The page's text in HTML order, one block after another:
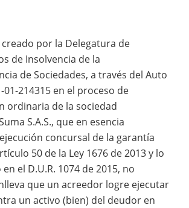
por la Delegatura de
de Insolvencia de la
de Sociedades, a través del Auto
01-214315 en el proceso de
ordinaria de la sociedad
S.A.S., que en esencia
concursal de la garantía
50 de la Ley 1676 de 2013 y lo
el D.U.R. 1074 de 2015, no
que un acreedor logre ejecutar
un activo (bien) del deudor en